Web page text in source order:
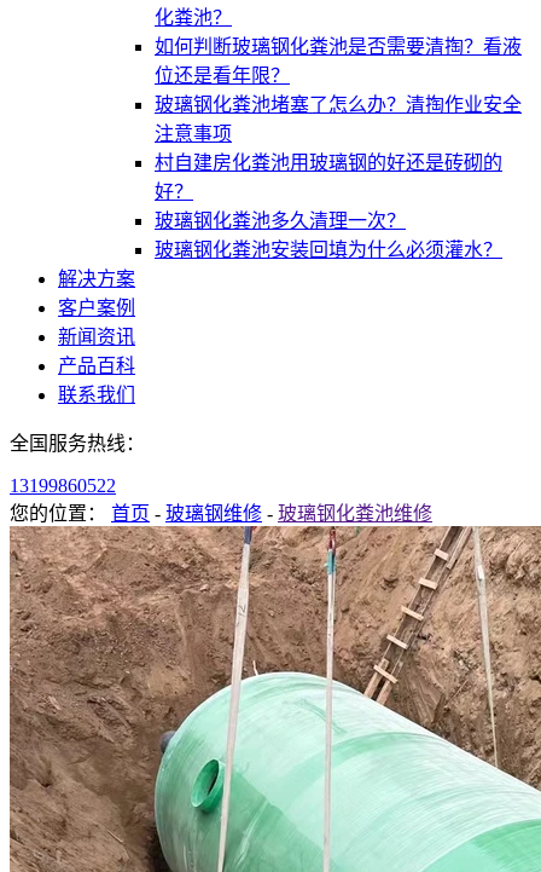
化粪池？
如何判断玻璃钢化粪池是否需要清掏？看液
位还是看年限？
玻璃钢化粪池堵塞了怎么办？清掏作业安全
注意事项
村自建房化粪池用玻璃钢的好还是砖砌的
好？
玻璃钢化粪池多久清理一次？
玻璃钢化粪池安装回填为什么必须灌水？
解决方案
客户案例
新闻资讯
产品百科
联系我们
全国服务热线：
13199860522
您的位置： 首页 - 玻璃钢维修 - 玻璃钢化粪池维修